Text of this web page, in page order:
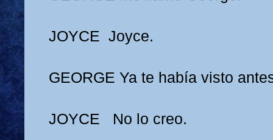
JOYCE Joyce.
GEORGE Ya te había visto
JOYCE No lo creo.